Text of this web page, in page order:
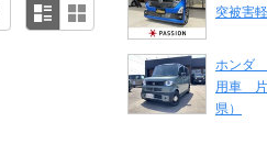
突被害
ホンダ
用車 片
県）